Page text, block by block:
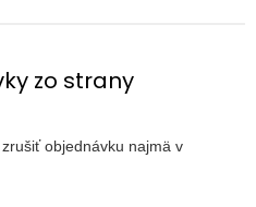
zo strany
objednávku najmä v